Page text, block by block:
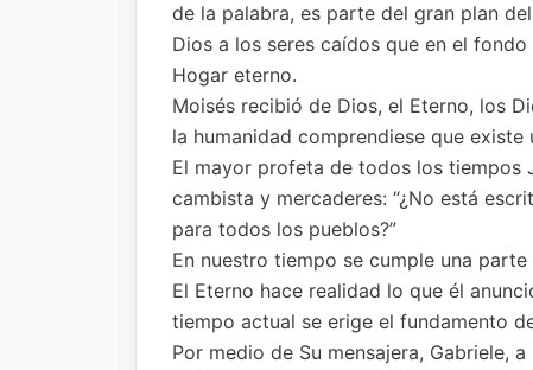
de la palabra, es parte del gran plan
Dios a los seres caídos que en el
Hogar eterno.
Moisés recibió de Dios, el Eterno, los
la humanidad comprendiese que existe
El mayor profeta de todos los tiempos
cambista y mercaderes: “¿No está
para todos los pueblos?”
En nuestro tiempo se cumple una
El Eterno hace realidad lo que él
tiempo actual se erige el fundamento
Por medio de Su mensajera, Gabriele,